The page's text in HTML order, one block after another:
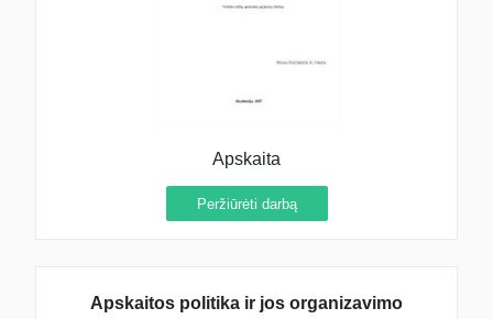
Apskaita
Peržiūrėti darbą
Apskaitos politika ir jos organizavimo